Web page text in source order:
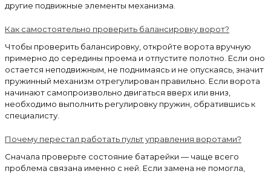
другие подвижные элементы механизма.
Как самостоятельно проверить балансировку ворот?
Чтобы проверить балансировку, откройте ворота вручную
примерно до середины проема и отпустите полотно. Если оно
остается неподвижным, не поднимаясь и не опускаясь, значит
пружинный механизм отрегулирован правильно. Если ворота
начинают самопроизвольно двигаться вверх или вниз,
необходимо выполнить регулировку пружин, обратившись к
специалисту.
Почему перестал работать пульт управления воротами?
Сначала проверьте состояние батарейки — чаще всего
проблема связана именно с ней. Если замена не помогла,